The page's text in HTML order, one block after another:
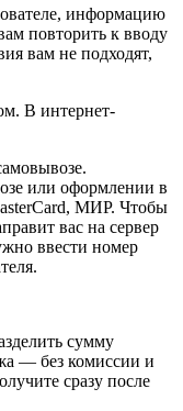
информацию
повторить к вводу
вам не подходят,
В интернет-
или оформлении в
МИР. Чтобы
вас на сервер
ввести номер
сумму
— без комиссии и
сразу после